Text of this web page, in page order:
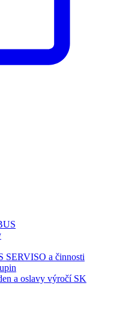
SERVISO a činnosti
a oslavy výročí SK